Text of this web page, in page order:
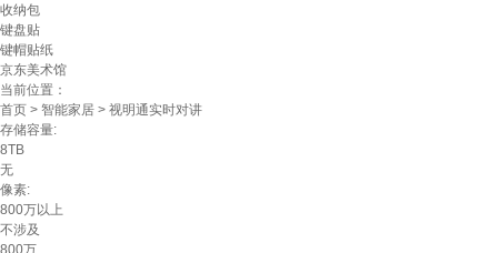
收纳包
键盘贴
键帽贴纸
京东美术馆
当前位置：
首页 > 智能家居 > 视明通实时对讲
存储容量:
8TB
无
像素:
800万以上
不涉及
800万